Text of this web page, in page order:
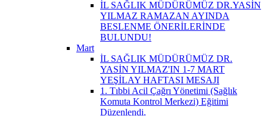
İL SAĞLIK MÜDÜRÜMÜZ DR.YASİN
YILMAZ RAMAZAN AYINDA
BESLENME ÖNERİLERİNDE
BULUNDU!
Mart
İL SAĞLIK MÜDÜRÜMÜZ DR.
YASİN YILMAZ'IN 1-7 MART
YEŞİLAY HAFTASI MESAJI
1. Tıbbi Acil Çağrı Yönetimi (Sağlık
Komuta Kontrol Merkezi) Eğitimi
Düzenlendi.